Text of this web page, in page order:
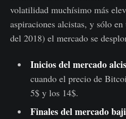
volatilidad muchísimo más
aspiraciones alcistas, y sólo
del 2018) el mercado se
Inicios del mercado
cuando el precio de
5$ y los 14$.
Finales del mercado